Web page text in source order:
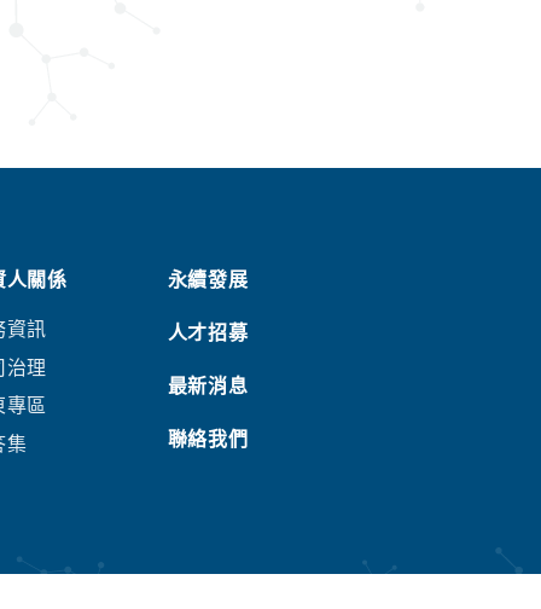
人關係
資訊
治理
專區
集
永續發展
人才招募
最新消息
聯絡我們